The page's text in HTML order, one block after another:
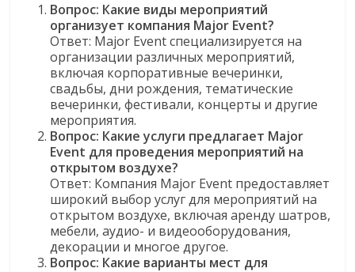
Вопрос: Какие виды мероприятий
организует компания Major Event?
Ответ: Major Event специализируется на
организации различных мероприятий,
включая корпоративные вечеринки,
свадьбы, дни рождения, тематические
вечеринки, фестивали, концерты и другие
мероприятия.
Вопрос: Какие услуги предлагает Major
Event для проведения мероприятий на
открытом воздухе?
Ответ: Компания Major Event предоставляет
широкий выбор услуг для мероприятий на
открытом воздухе, включая аренду шатров,
мебели, аудио- и видеооборудования,
декорации и многое другое.
Вопрос: Какие варианты мест для